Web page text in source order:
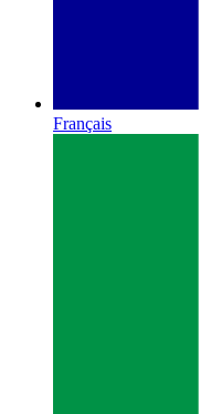
Français